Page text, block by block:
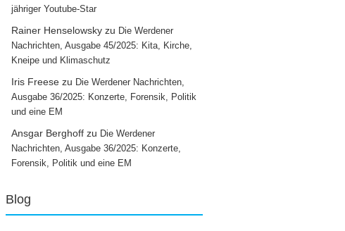
jähriger Youtube-Star
Rainer Henselowsky zu Die Werdener
Nachrichten, Ausgabe 45/2025: Kita, Kirche,
Kneipe und Klimaschutz
Iris Freese zu Die Werdener Nachrichten,
Ausgabe 36/2025: Konzerte, Forensik, Politik
und eine EM
Ansgar Berghoff zu Die Werdener
Nachrichten, Ausgabe 36/2025: Konzerte,
Forensik, Politik und eine EM
Blog